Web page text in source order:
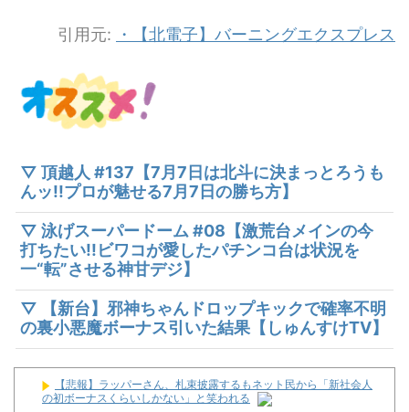
引用元: ・【北電子】バーニングエクスプレス
▽ 頂越人 #137【7月7日は北斗に決まっとろうも
んッ!!プロが魅せる7月7日の勝ち方】
▽ 泳げスーパードーム #08【激荒台メインの今
打ちたい!!ビワコが愛したパチンコ台は状況を
一“転”させる神甘デジ】
▽ 【新台】邪神ちゃんドロップキックで確率不明
の裏小悪魔ボーナス引いた結果【しゅんすけTV】
【悲報】ラッパーさん、札束披露するもネット民から「新社会人
の初ボーナスくらいしかない」と笑われる